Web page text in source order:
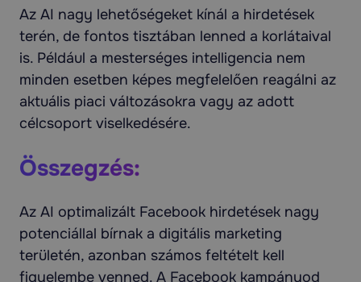
Az AI nagy lehetőségeket kínál a hirdetések
terén, de fontos tisztában lenned a korlátaival
is. Például a mesterséges intelligencia nem
minden esetben képes megfelelően reagálni az
aktuális piaci változásokra vagy az adott
célcsoport viselkedésére.
Összegzés:
Az AI optimalizált Facebook hirdetések nagy
potenciállal bírnak a digitális marketing
területén, azonban számos feltételt kell
figyelembe venned. A Facebook kampányod